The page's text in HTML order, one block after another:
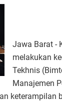
Jawa Barat -
melakukan
Tekhnis
Manajemen
keterampilan